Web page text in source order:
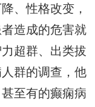
、性格改变，
造成的危害就
超群、出类拔
群的调查，他
至有的癫痫病